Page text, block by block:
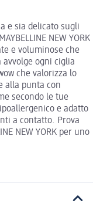
e sia delicato sugli
NEW YORK
e voluminose che
ogni ciglia
che valorizza lo
alla punta con
secondo le tue
e adatto
a contatto. Prova
NEW YORK per uno